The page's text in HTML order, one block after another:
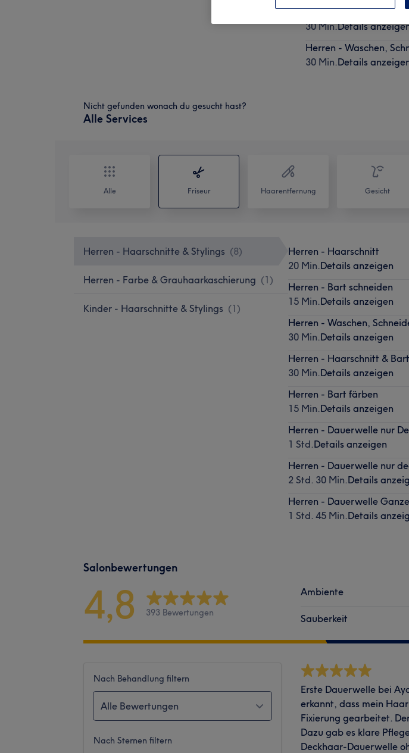
Herren - Haarschnitt &
30 Min.Details
Herren - Waschen,
30 Min.Details
Nicht gefunden wonach du gesucht hast?
Alle Services
Alle Friseur Haarentfernung Gesicht
Herren - Haarschnitte & Stylings (8)
Herren - Farbe & Grauhaarkaschierung (1)
Kinder - Haarschnitte & Stylings (1)
Herren - Haarschnitt
20 Min.Details anzeigen
Herren - Bart schneiden
15 Min.Details anzeigen
Herren - Waschen,
30 Min.Details anzeigen
Herren - Haarschnitt &
30 Min.Details anzeigen
Herren - Bart färben
15 Min.Details anzeigen
Herren - Dauerwelle nur
1 Std.Details anzeigen
Herren - Dauerwelle nur
2 Std. 30 Min.Details
Herren - Dauerwelle
1 Std. 45 Min.Details
Salonbewertungen
4,8 393 Bewertungen
Ambiente
Sauberkeit
Nach Behandlung filtern
Alle Bewertungen
Nach Sternen filtern
Erste Dauerwelle bei
erkannt, dass mein
Fixierung gearbeitet.
Dazu gab es klare
Deckhaar-Dauerwelle